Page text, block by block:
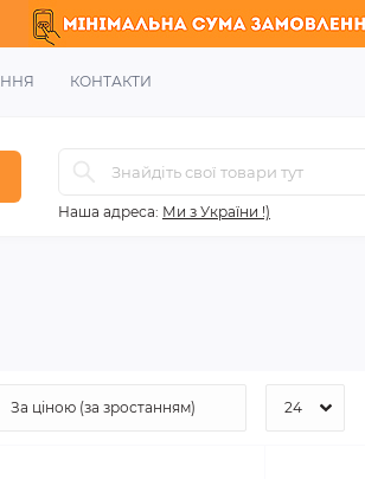
КОНТАКТИ
Наша адреса: Ми з України !)